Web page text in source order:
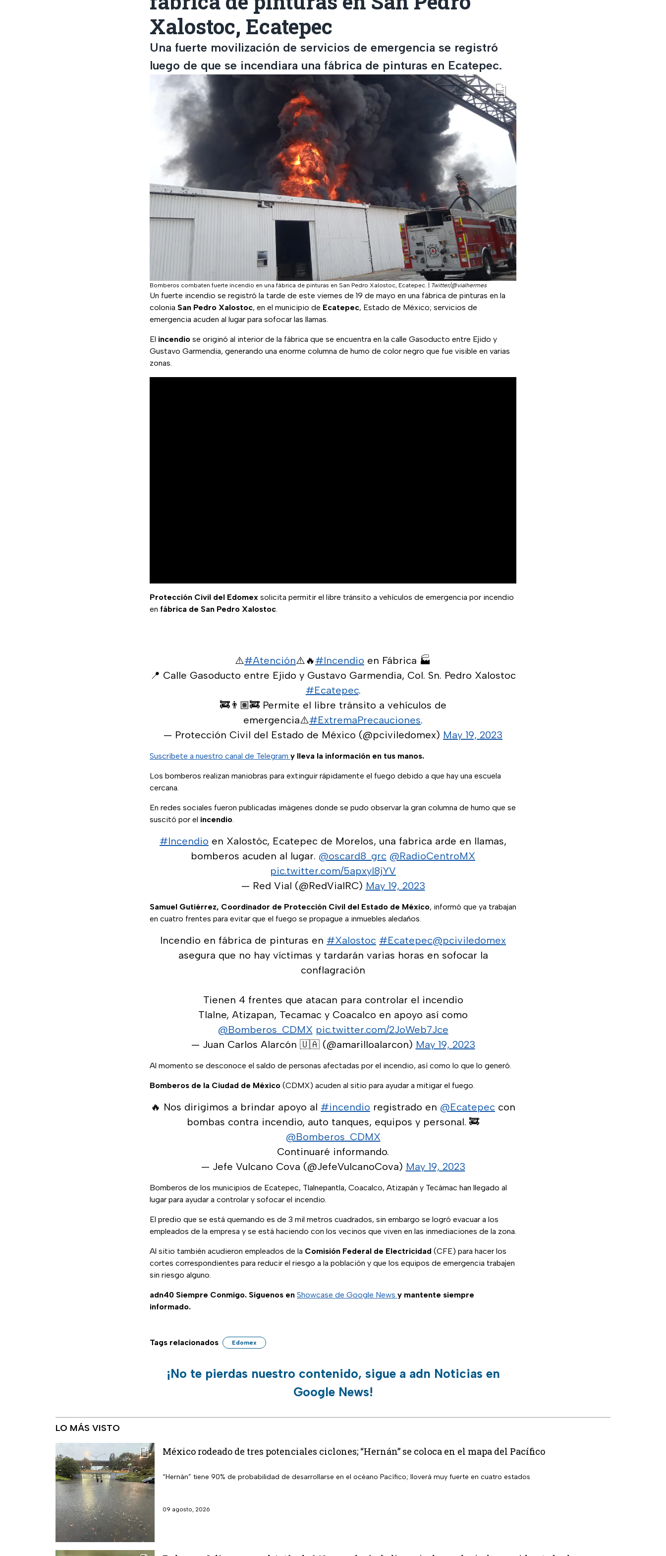
Xalostoc, Ecatepec
Una fuerte movilización de servicios de emergencia se registró
luego de que se incendiara una fábrica de pinturas en Ecatepec.
Bomberos combaten fuerte incendio en una fábrica de pinturas en San Pedro Xalostoc, Ecatepec. Twitter/@vialhermes
Un fuerte incendio se registró la tarde de este viernes de 19 de mayo en una fábrica de pinturas en la
colonia San Pedro Xalostoc, en el municipio de Ecatepec, Estado de México; servicios de
emergencia acuden al lugar para sofocar las llamas.
El incendio se originó al interior de la fábrica que se encuentra en la calle Gasoducto entre Ejido y
Gustavo Garmendia, generando una enorme columna de humo de color negro que fue visible en varias
zonas.
Protección Civil del Edomex solicita permitir el libre tránsito a vehículos de emergencia por incendio
en fábrica de San Pedro Xalostoc.
⚠️#Atención⚠️🔥#Incendio en Fábrica 🏭
📍 Calle Gasoducto entre Ejido y Gustavo Garmendia, Col. Sn. Pedro Xalostoc
#Ecatepec.
🚒👨🏽‍🚒 Permite el libre tránsito a vehículos de
emergencia⚠️#ExtremaPrecauciones.
— Protección Civil del Estado de México (@pciviledomex) May 19, 2023
Suscríbete a nuestro canal de Telegram y lleva la información en tus manos.
Los bomberos realizan maniobras para extinguir rápidamente el fuego debido a que hay una escuela
cercana.
En redes sociales fueron publicadas imágenes donde se pudo observar la gran columna de humo que se
suscitó por el incendio.
#Incendio en Xalostóc, Ecatepec de Morelos, una fabrica arde en llamas,
bomberos acuden al lugar. @oscard8_grc @RadioCentroMX
pic.twitter.com/5apxyl8jYV
— Red Vial (@RedVialRC) May 19, 2023
Samuel Gutiérrez, Coordinador de Protección Civil del Estado de México, informó que ya trabajan
en cuatro frentes para evitar que el fuego se propague a inmuebles aledaños.
Incendio en fábrica de pinturas en #Xalostoc #Ecatepec@pciviledomex
asegura que no hay víctimas y tardarán varias horas en sofocar la
conflagración
Tienen 4 frentes que atacan para controlar el incendio
Tlalne, Atizapan, Tecamac y Coacalco en apoyo así como
@Bomberos_CDMX pic.twitter.com/2JoWeb7Jce
— Juan Carlos Alarcón 🇺🇦 (@amarilloalarcon) May 19, 2023
Al momento se desconoce el saldo de personas afectadas por el incendio, así como lo que lo generó.
Bomberos de la Ciudad de México (CDMX) acuden al sitio para ayudar a mitigar el fuego.
🔥 Nos dirigimos a brindar apoyo al #incendio registrado en @Ecatepec con
bombas contra incendio, auto tanques, equipos y personal. 🚒
@Bomberos_CDMX
Continuaré informando.
— Jefe Vulcano Cova (@JefeVulcanoCova) May 19, 2023
Bomberos de los municipios de Ecatepec, Tlalnepantla, Coacalco, Atizapán y Tecámac han llegado al
lugar para ayudar a controlar y sofocar el incendio.
El predio que se está quemando es de 3 mil metros cuadrados, sin embargo se logró evacuar a los
empleados de la empresa y se está haciendo con los vecinos que viven en las inmediaciones de la zona.
Al sitio también acudieron empleados de la Comisión Federal de Electricidad (CFE) para hacer los
cortes correspondientes para reducir el riesgo a la población y que los equipos de emergencia trabajen
sin riesgo alguno.
adn40 Siempre Conmigo. Síguenos en Showcase de Google News y mantente siempre
informado.
Tags relacionados Edomex
¡No te pierdas nuestro contenido, sigue a adn Noticias en
Google News!
LO MÁS VISTO
México rodeado de tres potenciales ciclones; “Hernán” se coloca en el mapa del Pacífico
“Hernán” tiene 90% de probabilidad de desarrollarse en el océano Pacífico; lloverá muy fuerte en cuatro estados
09 agosto, 2026